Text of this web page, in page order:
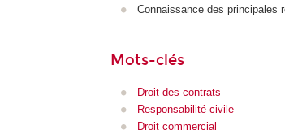
Connaissance des principales
Mots-clés
Droit des contrats
Responsabilité civile
Droit commercial